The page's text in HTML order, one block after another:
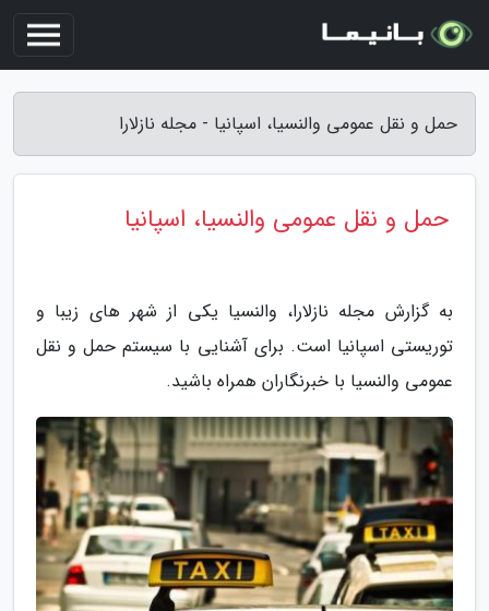
حمل و نقل عمومی والنسیا، اسپانیا - مجله نازلارا
حمل و نقل عمومی والنسیا، اسپانیا
به گزارش مجله نازلارا، والنسیا یکی از شهر های زیبا و
توریستی اسپانیا است. برای آشنایی با سیستم حمل و نقل
عمومی والنسیا با خبرنگاران همراه باشید.